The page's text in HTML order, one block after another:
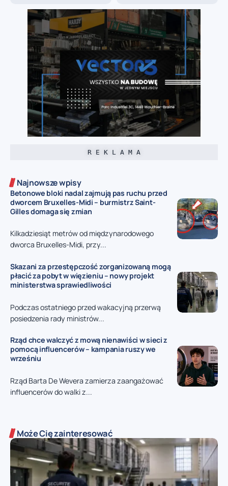
R E K L A M A
Najnowsze wpisy
Betonowe bloki nadal zajmują pas ruchu przed
dworcem Bruxelles-Midi – burmistrz Saint-
Gilles domaga się zmian
Kilkadziesiąt metrów od międzynarodowego
dworca Bruxelles-Midi, przy...
Skazani za przestępczość zorganizowaną mogą
płacić za pobyt w więzieniu – nowy projekt
ministerstwa sprawiedliwości
Podczas ostatniego przed wakacyjną przerwą
posiedzenia rady ministrów...
Rząd chce walczyć z mową nienawiści w sieci z
pomocą influencerów – kampania ruszy we
wrześniu
Rząd Barta De Wevera zamierza zaangażować
influencerów do walki z...
Może Cię zainteresować